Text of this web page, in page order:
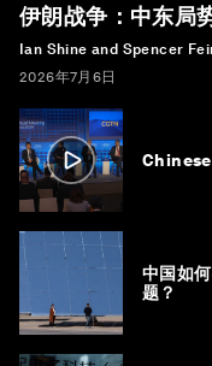
伊朗战争：中东局
Ian Shine and Spencer
2026年7月6日
中国如
题？